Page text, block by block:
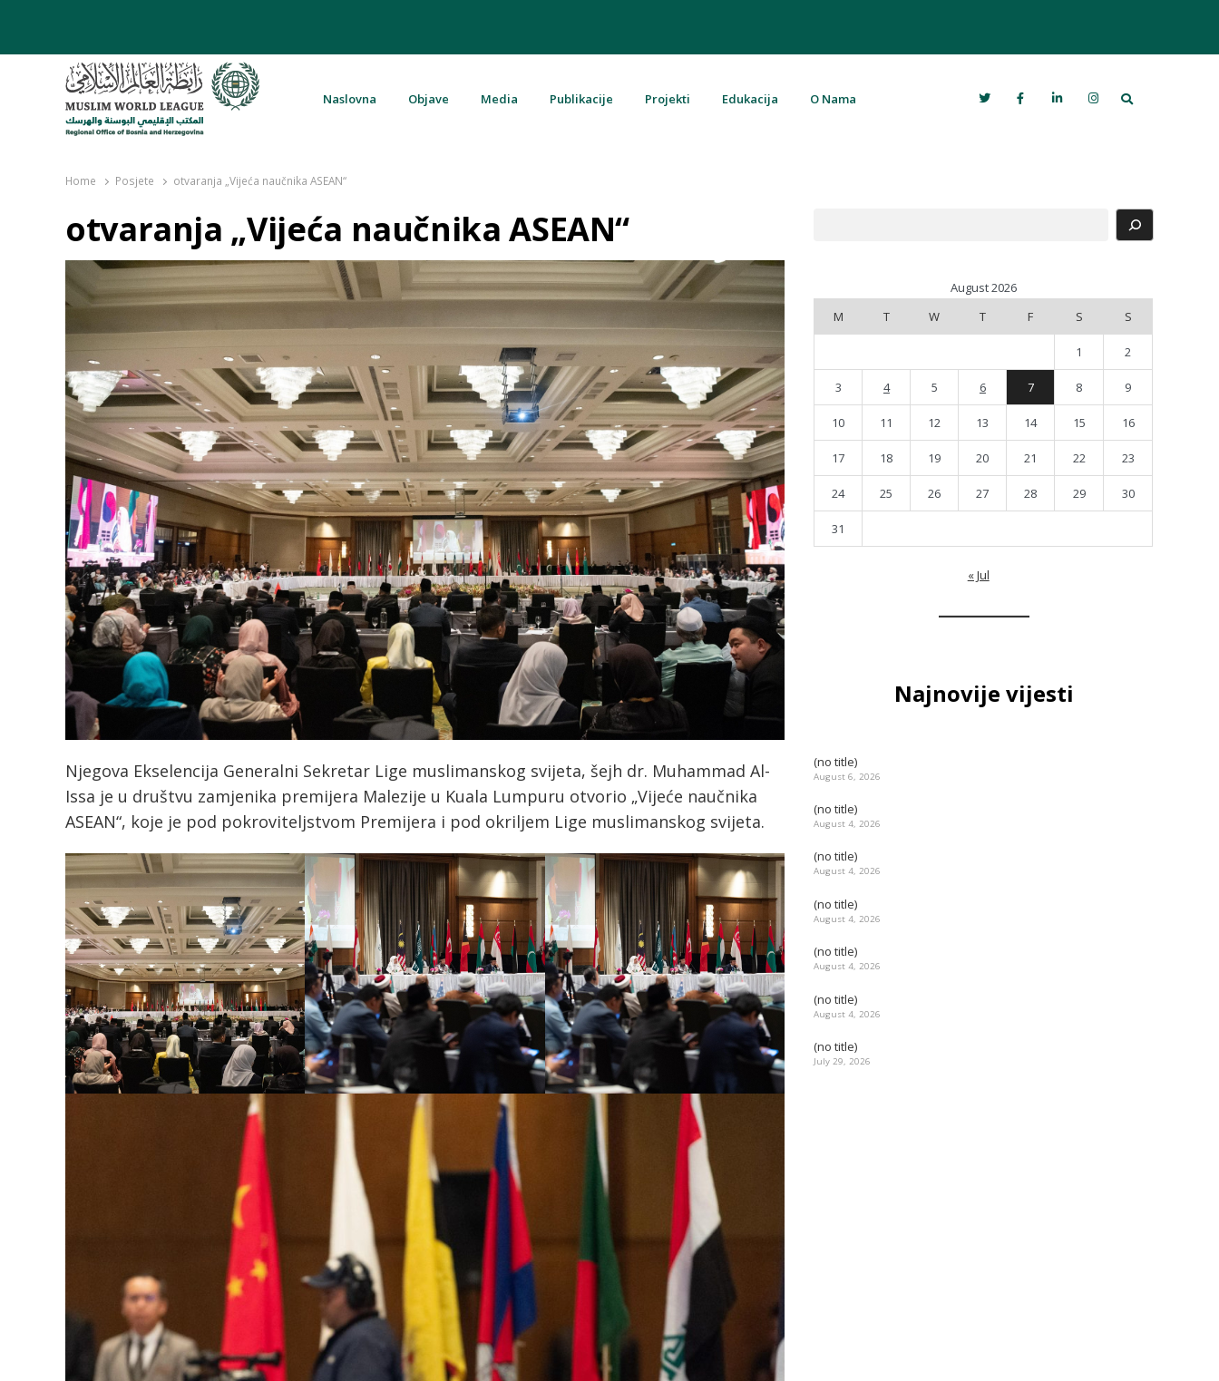
Naslovna Objave Media Publikacije Projekti Edukacija O Nama Search
Home Posjete otvaranja „Vijeća naučnika ASEAN“
otvaranja „Vijeća naučnika ASEAN“
Njegova Ekselencija Generalni Sekretar Lige muslimanskog svijeta, šejh dr. Muhammad Al-
Issa je u društvu zamjenika premijera Malezije u Kuala Lumpuru otvorio „Vijeće naučnika
ASEAN“, koje je pod pokroviteljstvom Premijera i pod okriljem Lige muslimanskog svijeta.
August 2026
M
T W T F S S
1 2
3 4 5 6 7 8 9
10 11 12 13 14 15 16
17 18 19 20 21 22 23
24 25 26 27 28 29 30
31
« Jul
Najnovije vijesti
(no title)
August 6, 2026
(no title)
August 4, 2026
(no title)
August 4, 2026
(no title)
August 4, 2026
(no title)
August 4, 2026
(no title)
August 4, 2026
(no title)
July 29, 2026